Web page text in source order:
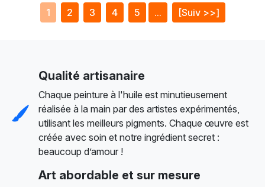
1
2 3 4 5 ... [Suiv >>]
Qualité artisanaire
Chaque peinture à l'huile est minutieusement
réalisée à la main par des artistes expérimentés,
utilisant les meilleurs pigments. Chaque œuvre est
créée avec soin et notre ingrédient secret :
beaucoup d’amour !
Art abordable et sur mesure